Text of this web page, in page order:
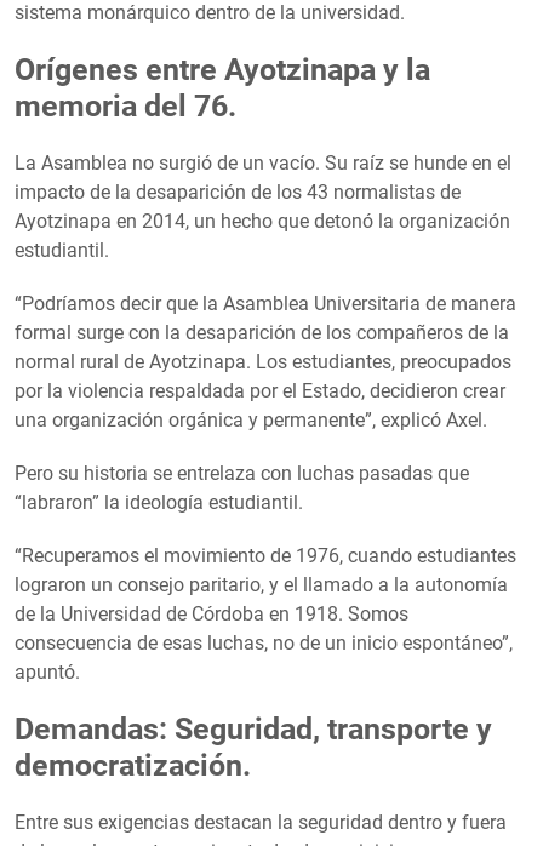
sistema monárquico dentro de la universidad.
Orígenes entre Ayotzinapa y la
memoria del 76.
La Asamblea no surgió de un vacío. Su raíz se hunde en el
impacto de la desaparición de los 43 normalistas de
Ayotzinapa en 2014, un hecho que detonó la organización
estudiantil.
“Podríamos decir que la Asamblea Universitaria de manera
formal surge con la desaparición de los compañeros de la
normal rural de Ayotzinapa. Los estudiantes, preocupados
por la violencia respaldada por el Estado, decidieron crear
una organización orgánica y permanente”, explicó Axel.
Pero su historia se entrelaza con luchas pasadas que
“labraron” la ideología estudiantil.
“Recuperamos el movimiento de 1976, cuando estudiantes
lograron un consejo paritario, y el llamado a la autonomía
de la Universidad de Córdoba en 1918. Somos
consecuencia de esas luchas, no de un inicio espontáneo”,
apuntó.
Demandas: Seguridad, transporte y
democratización.
Entre sus exigencias destacan la seguridad dentro y fuera